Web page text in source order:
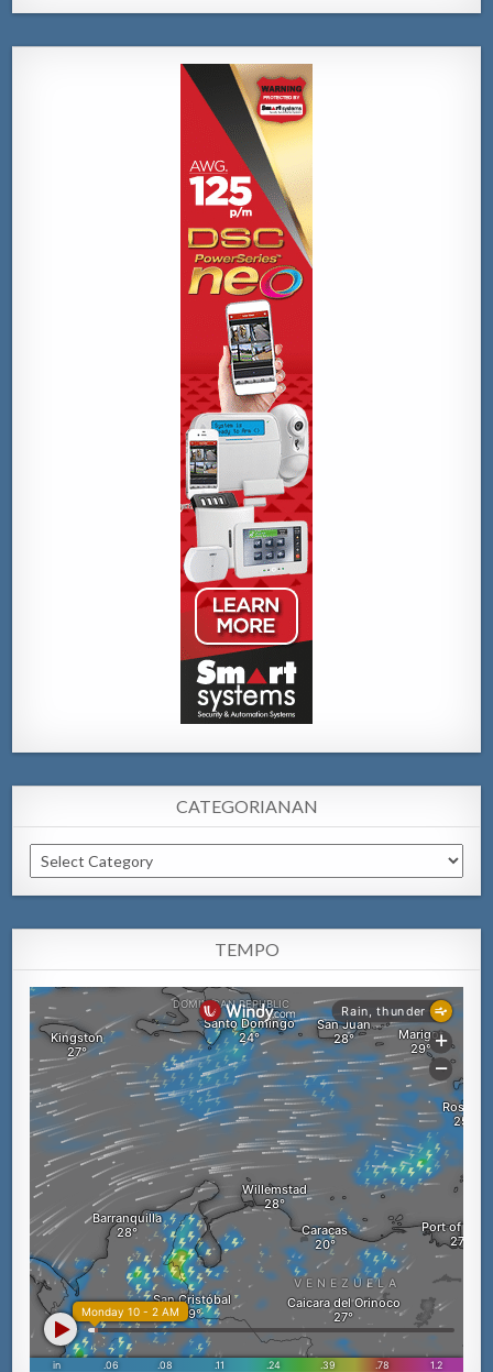
CATEGORIANAN
Categorianan
TEMPO